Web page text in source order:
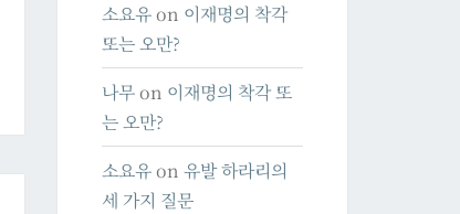
소요유on 이재명의 착각
또는 오만?
나무on 이재명의 착각 또
는 오만?
소요유on 유발 하라리의
세 가지 질문